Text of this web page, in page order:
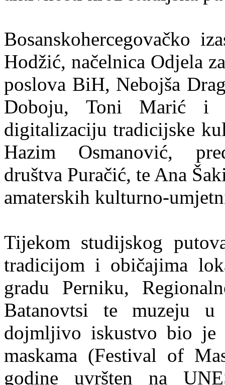
Bosanskohercegovačko
Hodžić, načelnica Odjela
poslova BiH, Nebojša
Doboju, Toni Marić i
digitalizaciju tradicijske
Hazim Osmanović,
društva Puračić, te Ana
amaterskih kulturno-
Tijekom studijskog
tradicijom i običajima
gradu Perniku,
Batanovtsi te muzeju u
dojmljivo iskustvo bio je
maskama (Festival of
godine uvršten na